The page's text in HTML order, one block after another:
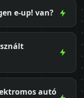
e-up! van?
autó